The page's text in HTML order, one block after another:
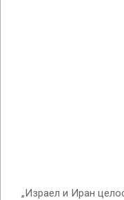
„Израел и Иран